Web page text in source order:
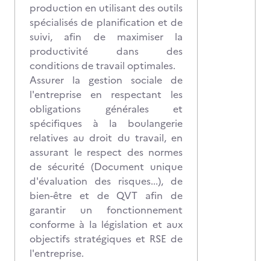
production en utilisant des outils
spécialisés de planification et de
suivi, afin de maximiser la
productivité dans des
conditions de travail optimales.
Assurer la gestion sociale de
l'entreprise en respectant les
obligations générales et
spécifiques à la boulangerie
relatives au droit du travail, en
assurant le respect des normes
de sécurité (Document unique
d'évaluation des risques...), de
bien-être et de QVT afin de
garantir un fonctionnement
conforme à la législation et aux
objectifs stratégiques et RSE de
l'entreprise.